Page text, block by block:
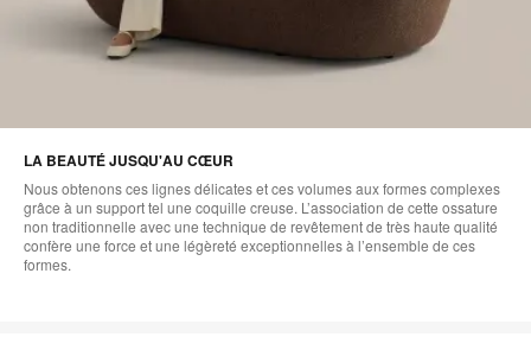
LA BEAUTÉ JUSQU'AU CŒUR
Nous obtenons ces lignes délicates et ces volumes aux formes complexes
grâce à un support tel une coquille creuse. L’association de cette ossature
non traditionnelle avec une technique de revêtement de très haute qualité
confère une force et une légèreté exceptionnelles à l’ensemble de ces
formes.